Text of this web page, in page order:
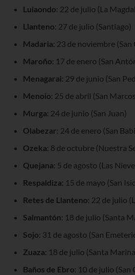
Luiaondo: 22 de julio (La
Llanteno: 27 de julio (Santiago)
Madaria: 23 de noviembre (San
Maroño: 17 de enero (San
Menagarai: 29 de junio (San
Menoio: 25 de abril (San
Murga: 24 de junio (San Juan)
Olabezar: 24 de enero (San
Ozeka: 8 de octubre (Nuestra
Quejana: 5 de agosto (Las
Respaldiza: 15 de mayo (San
Retes de Llanteno: 22 de julio
Salmantón: 18 de julio (Santa
Sojo: 31 de agosto (San
Zuaza: 18 de julio (Santa
Baños de Ebro: 10 de julio (San